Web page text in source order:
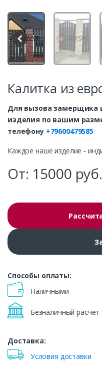
Калитка из
Для вызова замерщика
изделия по вашим
телефону +79600479585
Каждое наше изделие -
От: 15000 руб.
Способы оплаты:
Наличными
Безналичный расчет
Доставка:
Условия доставки